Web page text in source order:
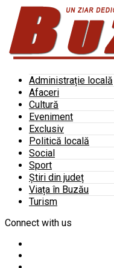
Administrație locală
Afaceri
Cultură
Eveniment
Exclusiv
Politică locală
Social
Sport
Știri din județ
Viața în Buzău
Turism
Connect with us